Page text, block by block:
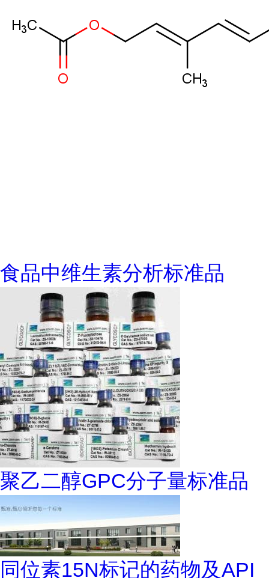
食品中维生素分析标准品
聚乙二醇GPC分子量标准品
同位素15N标记的药物及API